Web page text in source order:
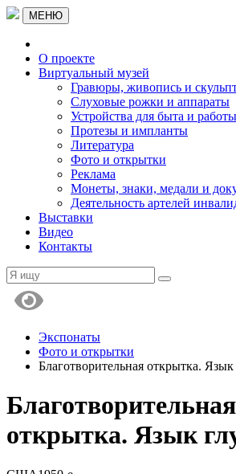
МЕНЮ
О проекте
Виртуальный музей
Гравюры, живопись и
Слуховые рожки и аппараты
Устройства для быта и работы
Протезы и импланты
Литература
Фото и открытки
Реклама
Монеты, знаки, медали и
Деятельность артелей
Выставки
Видео
Контакты
Экспонаты
Фото и открытки
Благотворительная открытка.
Благотворительная
открытка. Язык